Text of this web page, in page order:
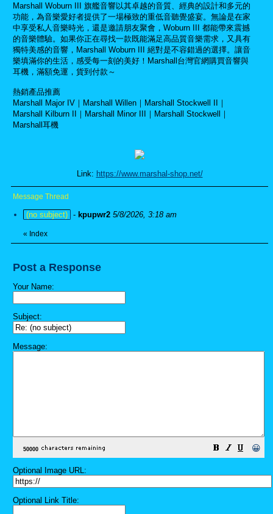
Marshall Woburn III 旗艦音響以其卓越的音質、經典的設計和多元的
功能，為音樂愛好者提供了一場極致的重低音聽覺盛宴。無論是在家
中享受私人音樂時光，還是邀請朋友聚會，Woburn III 都能帶來震撼
的音樂體驗。如果你正在尋找一款既能滿足高品質音樂需求，又具有
獨特美感的音響，Marshall Woburn III 絕對是不容錯過的選擇。讓音
樂填滿你的生活，感受每一刻的美好！Marshall台灣官網購買音響與
耳機，滿額免運，貨到付款～
熱銷產品推薦
Marshall Major IV｜Marshall Willen｜Marshall Stockwell II｜
Marshall Kilburn II｜Marshall Minor III｜Marshall Stockwell｜
Marshall耳機
Link: https://www.marshal-shop.net/
Message Thread
(no subject) - kpupwr2 5/8/2026, 3:18 am
« Index
Post a Response
Your Name:
Subject:
Message:
😀
Optional Image URL:
Optional Link Title: